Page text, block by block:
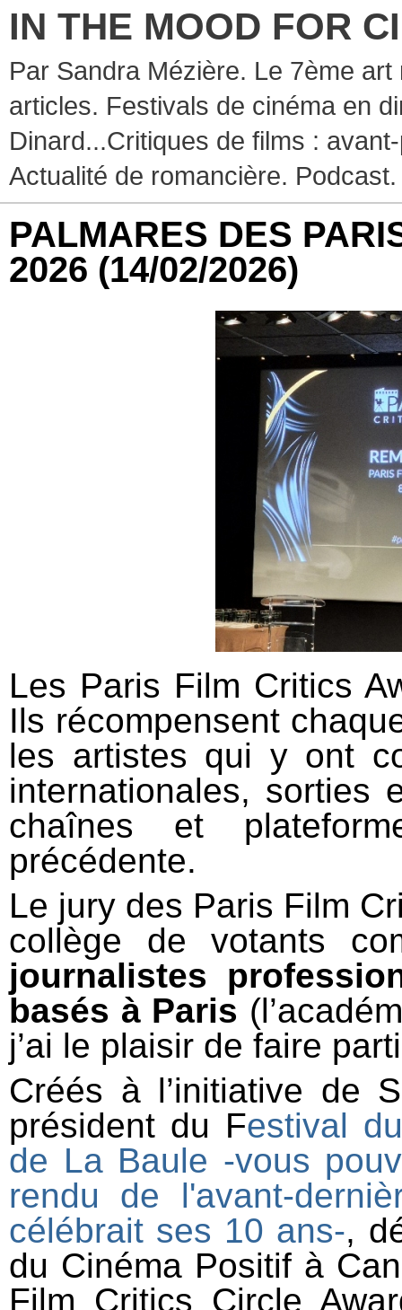
IN THE MOOD FOR
Par Sandra Mézière. Le 7ème
articles. Festivals de cinéma en
Dinard...Critiques de films :
Actualité de romancière. Podcast.
PALMARES DES
2026 (14/02/2026)
Les Paris Film Critics
Ils récompensent
les artistes qui y ont
internationales, sorties
chaînes et
précédente.
Le jury des Paris Film
collège de votants
journalistes
basés à Paris
j’ai le plaisir de faire
Créés à l’initiative de
président du Festival
de La Baule -vous
rendu de l'avant-
célébrait ses 10 ans-,
du Cinéma Positif à
Film Critics Circle